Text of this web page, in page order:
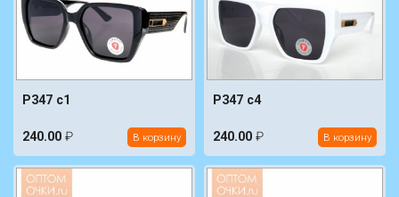
P347 c1
240.00 ₽ В корзину
P347 c4
240.00 ₽ В корзину